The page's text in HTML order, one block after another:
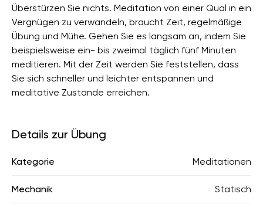
Überstürzen Sie nichts. Meditation von einer Qual in ein
Vergnügen zu verwandeln, braucht Zeit, regelmäßige
Übung und Mühe. Gehen Sie es langsam an, indem Sie
beispielsweise ein- bis zweimal täglich fünf Minuten
meditieren. Mit der Zeit werden Sie feststellen, dass
Sie sich schneller und leichter entspannen und
meditative Zustände erreichen.
Details zur Übung
Kategorie Meditationen
Mechanik Statisch